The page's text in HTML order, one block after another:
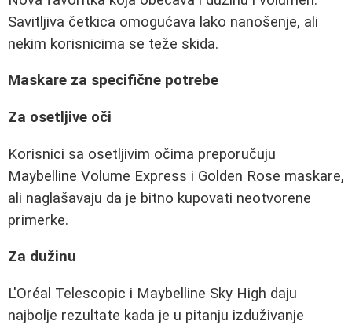
Savitljiva četkica omogućava lako nanošenje, ali
nekim korisnicima se teže skida.
Maskare za specifične potrebe
Za osetljive oči
Korisnici sa osetljivim očima preporučuju
Maybelline Volume Express i Golden Rose maskare,
ali naglašavaju da je bitno kupovati neotvorene
primerke.
Za dužinu
L'Oréal Telescopic i Maybelline Sky High daju
najbolje rezultate kada je u pitanju izduživanje